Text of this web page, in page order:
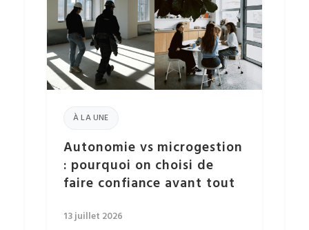
À LA UNE
Autonomie vs microgestion
: pourquoi on choisi de
faire confiance avant tout
13 juillet 2026